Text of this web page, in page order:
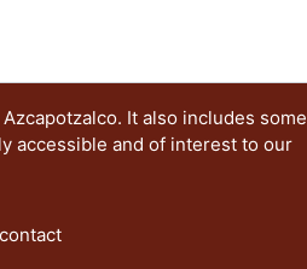
It also includes some
accessible and of interest to our